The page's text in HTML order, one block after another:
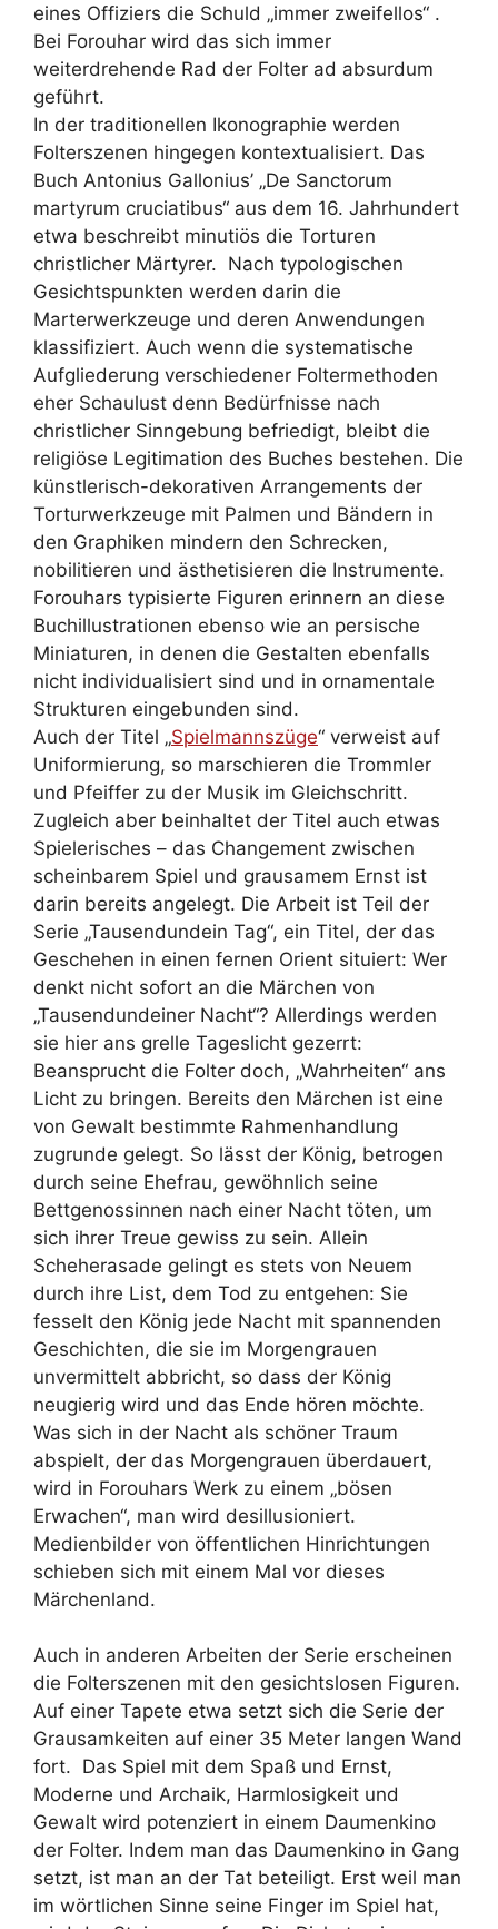
eines Offiziers die Schuld „immer zweifellos“ .
Bei Forouhar wird das sich immer
weiterdrehende Rad der Folter ad absurdum
geführt.
In der traditionellen Ikonographie werden
Folterszenen hingegen kontextualisiert. Das
Buch Antonius Gallonius’ „De Sanctorum
martyrum cruciatibus“ aus dem 16. Jahrhundert
etwa beschreibt minutiös die Torturen
christlicher Märtyrer. Nach typologischen
Gesichtspunkten werden darin die
Marterwerkzeuge und deren Anwendungen
klassifiziert. Auch wenn die systematische
Aufgliederung verschiedener Foltermethoden
eher Schaulust denn Bedürfnisse nach
christlicher Sinngebung befriedigt, bleibt die
religiöse Legitimation des Buches bestehen. Die
künstlerisch-dekorativen Arrangements der
Torturwerkzeuge mit Palmen und Bändern in
den Graphiken mindern den Schrecken,
nobilitieren und ästhetisieren die Instrumente.
Forouhars typisierte Figuren erinnern an diese
Buchillustrationen ebenso wie an persische
Miniaturen, in denen die Gestalten ebenfalls
nicht individualisiert sind und in ornamentale
Strukturen eingebunden sind.
Auch der Titel „Spielmannszüge“ verweist auf
Uniformierung, so marschieren die Trommler
und Pfeiffer zu der Musik im Gleichschritt.
Zugleich aber beinhaltet der Titel auch etwas
Spielerisches – das Changement zwischen
scheinbarem Spiel und grausamem Ernst ist
darin bereits angelegt. Die Arbeit ist Teil der
Serie „Tausendundein Tag“, ein Titel, der das
Geschehen in einen fernen Orient situiert: Wer
denkt nicht sofort an die Märchen von
„Tausendundeiner Nacht“? Allerdings werden
sie hier ans grelle Tageslicht gezerrt:
Beansprucht die Folter doch, „Wahrheiten“ ans
Licht zu bringen. Bereits den Märchen ist eine
von Gewalt bestimmte Rahmenhandlung
zugrunde gelegt. So lässt der König, betrogen
durch seine Ehefrau, gewöhnlich seine
Bettgenossinnen nach einer Nacht töten, um
sich ihrer Treue gewiss zu sein. Allein
Scheherasade gelingt es stets von Neuem
durch ihre List, dem Tod zu entgehen: Sie
fesselt den König jede Nacht mit spannenden
Geschichten, die sie im Morgengrauen
unvermittelt abbricht, so dass der König
neugierig wird und das Ende hören möchte.
Was sich in der Nacht als schöner Traum
abspielt, der das Morgengrauen überdauert,
wird in Forouhars Werk zu einem „bösen
Erwachen“, man wird desillusioniert.
Medienbilder von öffentlichen Hinrichtungen
schieben sich mit einem Mal vor dieses
Märchenland.
Auch in anderen Arbeiten der Serie erscheinen
die Folterszenen mit den gesichtslosen Figuren.
Auf einer Tapete etwa setzt sich die Serie der
Grausamkeiten auf einer 35 Meter langen Wand
fort. Das Spiel mit dem Spaß und Ernst,
Moderne und Archaik, Harmlosigkeit und
Gewalt wird potenziert in einem Daumenkino
der Folter. Indem man das Daumenkino in Gang
setzt, ist man an der Tat beteiligt. Erst weil man
im wörtlichen Sinne seine Finger im Spiel hat,